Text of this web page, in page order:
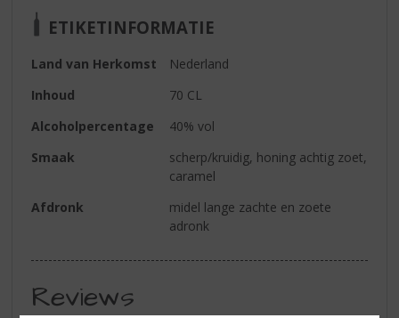
ETIKETINFORMATIE
Land van Herkomst
Nederland
Inhoud
70 CL
Alcoholpercentage
40% vol
Smaak
scherp/kruidig, honing achtig zoet,
caramel
Afdronk
midel lange zachte en zoete
adronk
Reviews